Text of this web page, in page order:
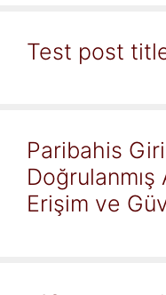
Test post
Paribahis
Doğrulanmış
Erişim ve